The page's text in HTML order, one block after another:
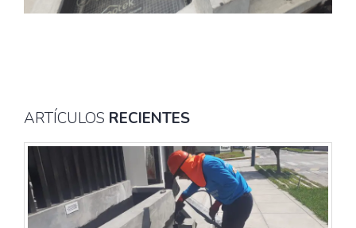
ARTÍCULOS RECIENTES